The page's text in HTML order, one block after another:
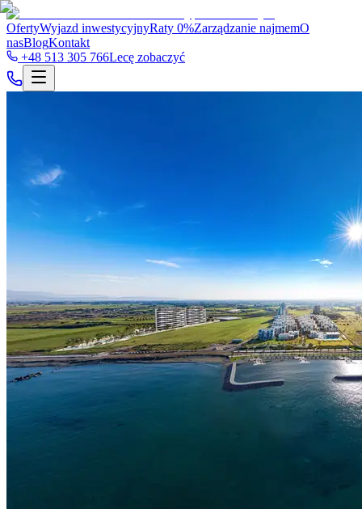
OfertyWyjazd inwestycyjnyRaty 0%Zarządzanie najmemO
nasBlogKontakt
+48 513 305 766Lecę zobaczyć